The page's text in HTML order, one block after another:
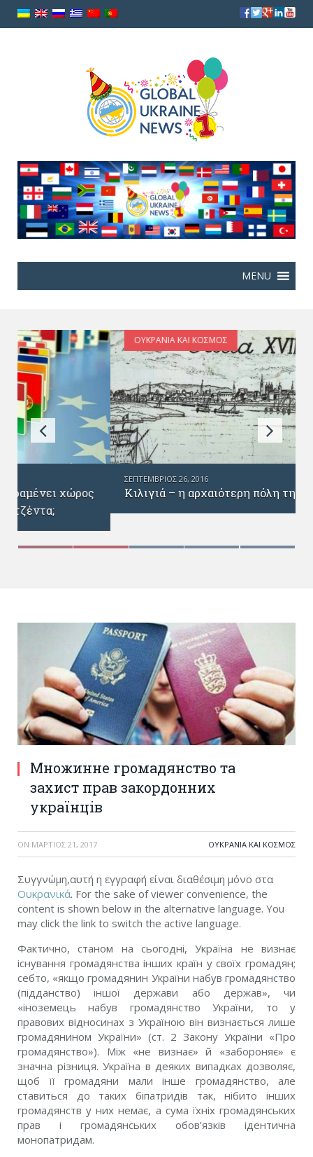
ΟΥΚΡΑΝΊΑ ΚΑΙ ΚΌΣΜΟΣ
Κιλιγιά – η αρχαιότερη πόλη της Ουκρανίας
Множинне громадянство та
захист прав закордонних
українців
ON ΜΆΡΤΙΟΣ 21, 2017 ΟΥΚΡΑΝΊΑ ΚΑΙ ΚΌΣΜΟΣ
Συγγνώμη,αυτή η εγγραφή είναι διαθέσιμη μόνο στα
Ουκρανικά. For the sake of viewer convenience, the
content is shown below in the alternative language. You
may click the link to switch the active language.
Фактично, станом на сьогодні, Україна не визнає
існування громадянства інших країн у своїх громадян;
себто, «якщо громадянин України набув громадянство
(підданство) іншої держави або держав», чи
«іноземець набув громадянство України, то у
правових відносинах з Україною він визнається лише
громадянином України» (ст. 2 Закону України «Про
громадянство»). Між «не визнає» й «забороняє» є
значна різниця. Україна в деяких випадках дозволяє,
щоб її громадяни мали інше громадянство, але
ставиться до таких біпатридів так, нібито інших
громадянств у них немає, а сума їхніх громадянських
прав і громадянських обов’язків ідентична
монопатридам.